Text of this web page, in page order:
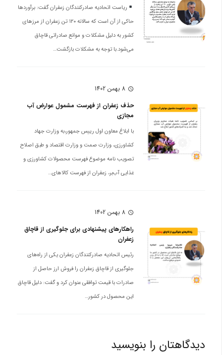
ریاست اتحادیه صادرکنندگان زعفران گفت: برآورد‌ها
حاکی از آن است که سالانه ۱۲۰ تن زعفران از مرز‌های
کشور به دلیل مشکلات و موانع صادراتی قاچاق
می‌شود.با توجه به مشکلات بازگشت…
schedule 8 بهمن 1402
حذف زعفران از فهرست مشمول عوارض آب
مجازی
با ابلاغ معاون اول رییس جمهور،به وزارت جهاد
کشاورزی، وزارت صمت و وزارت اقتصاد و طبق اصلاح
تصویب نامه موضوع فهرست محصولات کشاورزی و
غذایی آب‌بر، زعفران از فهرست کالاهای…
schedule 8 بهمن 1402
راهکارهای پیشنهادی برای جلوگیری از قاچاق
زعفران
رئیس اتحادیه صادرکنندگان زعفران یکی از راه‌های
جلوگیری از قاچاق زعفران را فروش ارز حاصل از
صادرات با قیمت توافقی عنوان کرد و گفت: دلیل قاچاق
این محصول در کشور…
دیدگاهتان را بنویسید